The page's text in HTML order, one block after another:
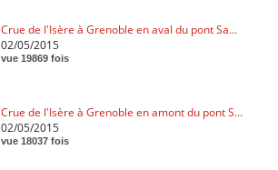
Crue de l'Isère à Grenoble en aval du pont Sa...
02/05/2015
vue 19869 fois
Crue de l'Isère à Grenoble en amont du pont S...
02/05/2015
vue 18037 fois